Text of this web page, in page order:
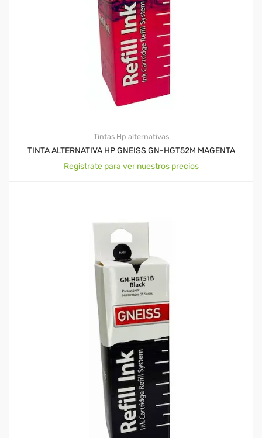
Tintas Hp alternativas
TINTA ALTERNATIVA HP GNEISS GN-HGT52M MAGENTA
Registrate para ver nuestros precios